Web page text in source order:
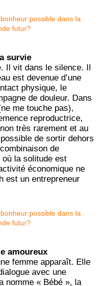
survie
Il vit dans le silence. Il
est devenue d’une
physique, le
de douleur. Dans
me touche pas),
reproductrice,
très rarement et au
de sortir dehors
de
la solitude est
économique ne
est un entrepreneur
amoureux
femme apparaît. Elle
avec une
nomme « Bébé », la